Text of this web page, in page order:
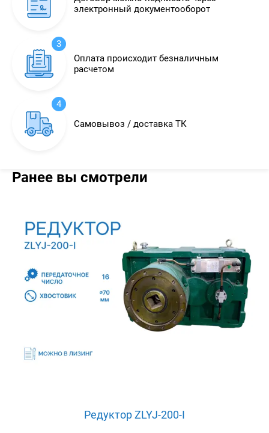
электронный документооборот
3
Оплата происходит безналичным
расчетом
4
Самовывоз / доставка ТК
Ранее вы смотрели
Редуктор ZLYJ-200-I